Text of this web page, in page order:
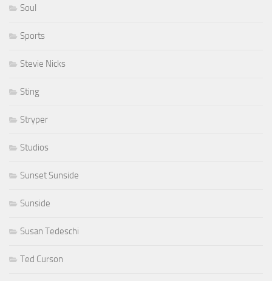
Soul
Sports
Stevie Nicks
Sting
Stryper
Studios
Sunset Sunside
Sunside
Susan Tedeschi
Ted Curson